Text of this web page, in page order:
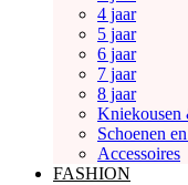
4 jaar
5 jaar
6 jaar
7 jaar
8 jaar
Kniekousen
Schoenen
Accessoires
FASHION